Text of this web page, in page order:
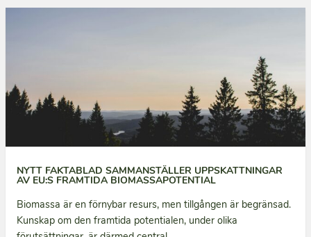
NYTT FAKTABLAD SAMMANSTÄLLER UPPSKATTNINGAR
AV EU:S FRAMTIDA BIOMASSAPOTENTIAL
Biomassa är en förnybar resurs, men tillgången är begränsad.
Kunskap om den framtida potentialen, under olika